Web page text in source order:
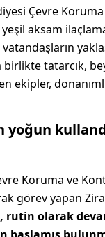
Çevre
aksam
birlikte tatarcık,
ekipler,
yoğun
Koruma ve
görev yapan
rutin olarak